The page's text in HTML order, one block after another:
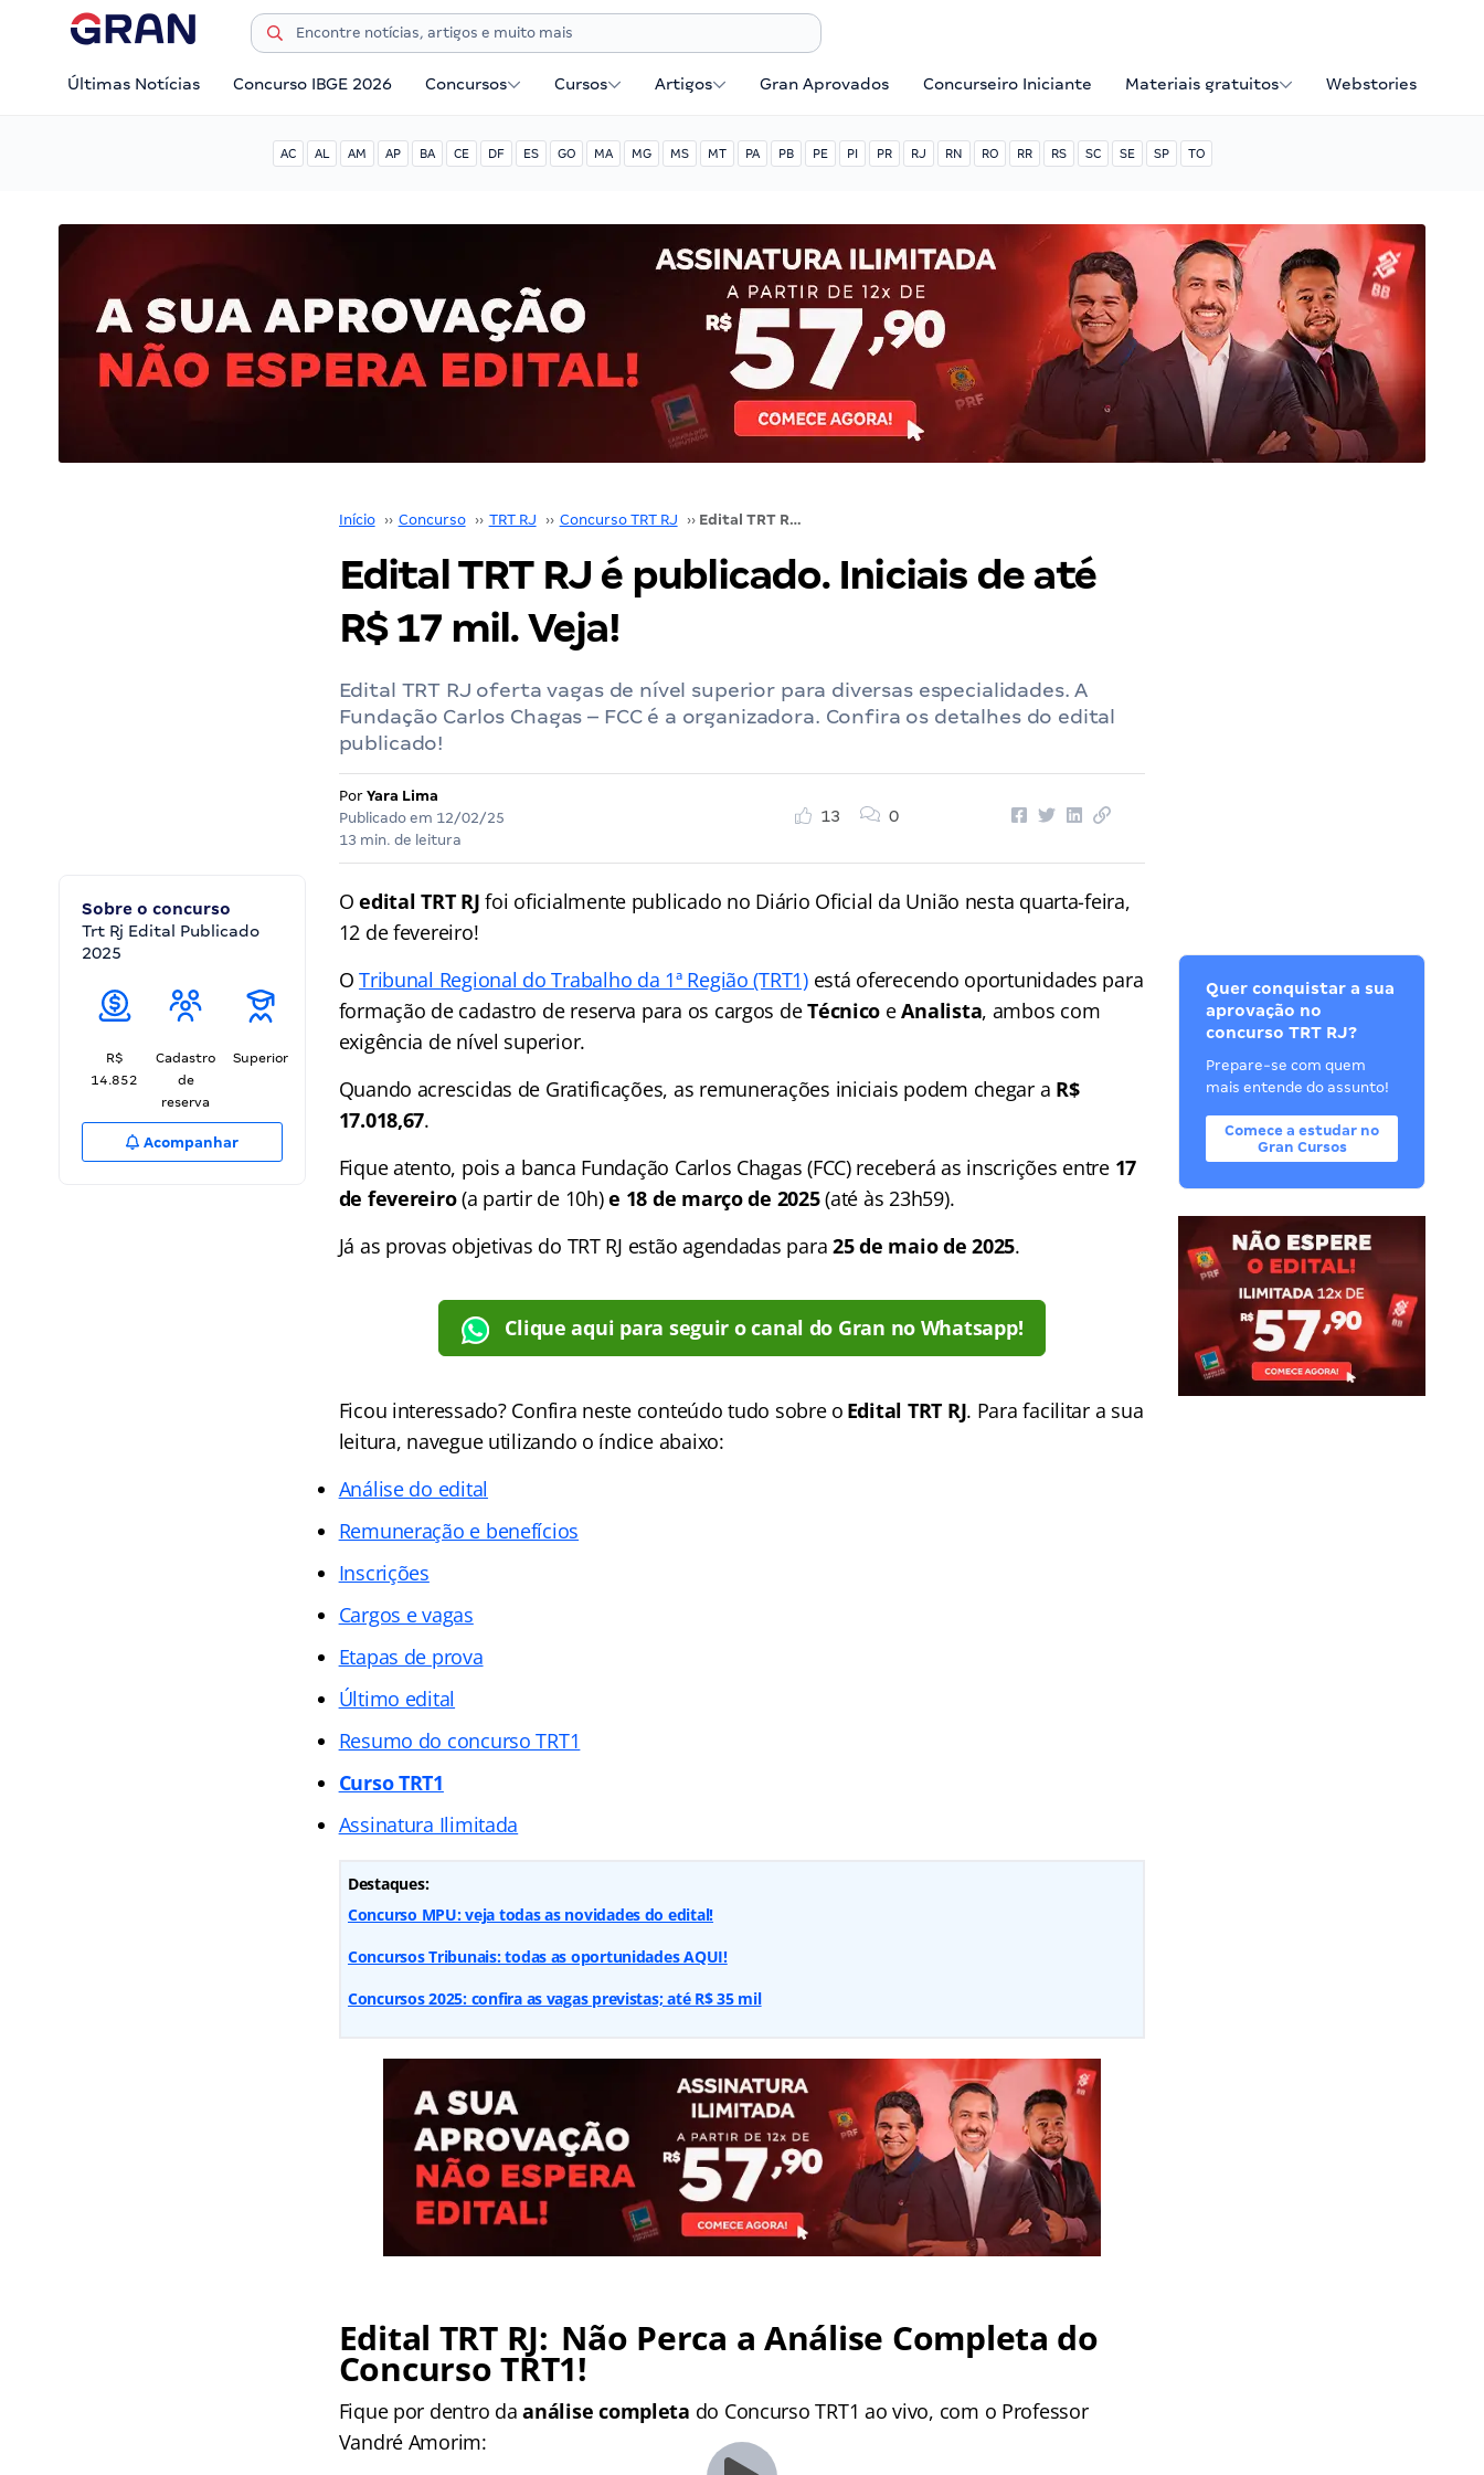
Últimas Notícias Concurso IBGE 2026 Concursos Cursos Artigos Gran Aprovados Concurseiro Iniciante Materiais gratuitos Webstories
AC AL AM AP BA CE DF ES GO MA MG MS MT PA PB PE PI PR RJ RN RO RR RS SC SE SP TO
Início ›› Concurso ›› TRT RJ ›› Concurso TRT RJ ›› Edital TRT RJ é publicado. Iniciais de até R$ 17 mil. Veja!
Edital TRT RJ é publicado. Iniciais de até
R$ 17 mil. Veja!
Edital TRT RJ oferta vagas de nível superior para diversas especialidades. A
Fundação Carlos Chagas – FCC é a organizadora. Confira os detalhes do edital
publicado!
Por Yara Lima
Publicado em 12/02/25
13 min. de leitura
13 0
Sobre o concurso
Trt Rj Edital Publicado
2025
R$
14.852
Cadastro
de
reserva
Superior
Acompanhar
Oedital TRT RJ foi oficialmente publicado no Diário Oficial da União nesta quarta-feira,
12 de fevereiro!
OTribunal Regional do Trabalho da 1ª Região (TRT1)está oferecendo oportunidades para
formação de cadastro de reserva para os cargos deTécnico eAnalista, ambos com
exigência de nível superior.
Quando acrescidas de Gratificações, as remunerações iniciais podem chegar a R$
17.018,67.
Fique atento, pois a banca Fundação Carlos Chagas (FCC) receberá as inscrições entre 17
de fevereiro(a partir de 10h)e 18 de março de 2025(até às 23h59).
Já as provas objetivas do TRT RJ estão agendadas para25 de maio de 2025.
Clique aqui para seguir o canal do Gran no Whatsapp!
Ficou interessado? Confira neste conteúdo tudo sobre o Edital TRT RJ. Para facilitar a sua
leitura, navegue utilizando o índice abaixo:
Análise do edital
Remuneração e benefícios
Inscrições
Cargos e vagas
Etapas de prova
Último edital
Resumo do concurso TRT1
Curso TRT1
Assinatura Ilimitada
Destaques:
Concurso MPU: veja todas as novidades do edital!
Concursos Tribunais: todas as oportunidades AQUI!
Concursos 2025: confira as vagas previstas; até R$ 35 mil
Edital TRT RJ: Não Perca a Análise Completa do
Concurso TRT1!
Fique por dentro daanálise completa do Concurso TRT1 ao vivo, com o Professor
Vandré Amorim:
Quer conquistar a sua
aprovação no
concurso TRT RJ?
Prepare-se com quem
mais entende do assunto!
Comece a estudar no
Gran Cursos